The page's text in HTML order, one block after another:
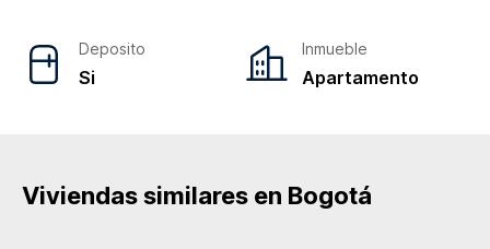
Deposito
Si
Inmueble
Apartamento
Viviendas similares en Bogotá